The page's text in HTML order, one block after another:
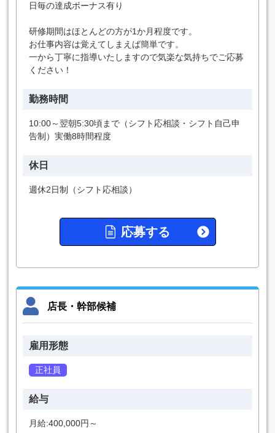
日毎の達成ボーナス有り
研修期間はほとんどの方が1か月程度です。
お仕事内容は覚えてしまえば簡単です。
一から丁寧に指導いたしますので気楽な気持ちでご応募
ください！
勤務時間
10:00～翌朝5:30頃まで（シフト応相談・シフト自己申
告制）実働8時間程度
休日
週休2日制（シフト応相談）
応募する
店長・幹部候補
雇用形態
正社員
給与
月給:400,000円～